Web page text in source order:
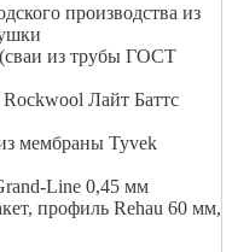
производства из
из трубы ГОСТ
Лайт Баттс
мембраны Tyvek
Line 0,45 мм
профиль Rehau 60 мм,